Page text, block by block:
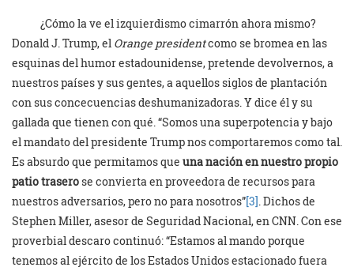
¿Cómo la ve el izquierdismo cimarrón ahora mismo?
Donald J. Trump, el Orange presidentcomo se bromea en las
esquinas del humor estadounidense, pretende devolvernos, a
nuestros países y sus gentes, a aquellos siglos de plantación
con sus concecuencias deshumanizadoras. Y dice él y su
gallada que tienen con qué. “Somos una superpotencia y bajo
el mandato del presidente Trump nos comportaremos como tal.
Es absurdo que permitamos que una nación en nuestro propio
patio traserose convierta en proveedora de recursos para
nuestros adversarios, pero no para nosotros”[3]. Dichos de
Stephen Miller, asesor de Seguridad Nacional, en CNN. Con ese
proverbial descaro continuó: “Estamos al mando porque
tenemos al ejército de los Estados Unidos estacionado fuera